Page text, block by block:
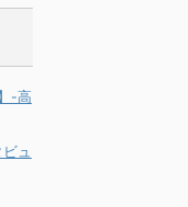
-高
ュ